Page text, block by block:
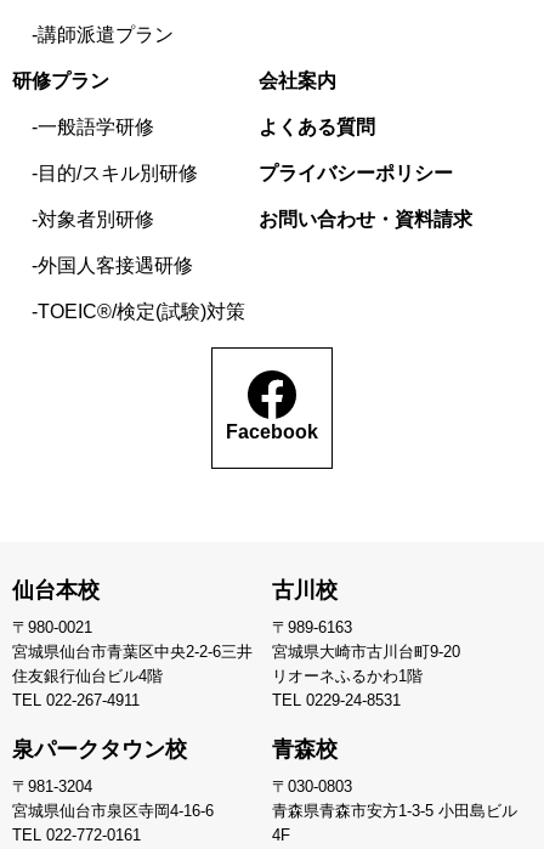
講師派遣プラン
研修プラン
一般語学研修
目的/スキル別研修
対象者別研修
外国人客接遇研修
TOEIC®/検定(試験)対策
会社案内
よくある質問
プライバシーポリシー
お問い合わせ・資料請求
Facebook
仙台本校
〒980-0021
宮城県仙台市青葉区中央2-2-6三井
住友銀行仙台ビル4階
TEL 022-267-4911
古川校
〒989-6163
宮城県大崎市古川台町9-20
リオーネふるかわ1階
TEL 0229-24-8531
泉パークタウン校
〒981-3204
宮城県仙台市泉区寺岡4-16-6
TEL 022-772-0161
青森校
〒030-0803
青森県青森市安方1-3-5 小田島ビル
4F